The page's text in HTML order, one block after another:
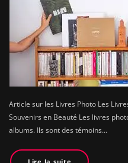
Article sur les Livres Photo Les
Souvenirs en Beauté Les livres
albums. Ils sont des témoins…